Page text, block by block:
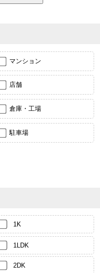
マンション
店舗
倉庫・工場
駐車場
1K
1LDK
2DK